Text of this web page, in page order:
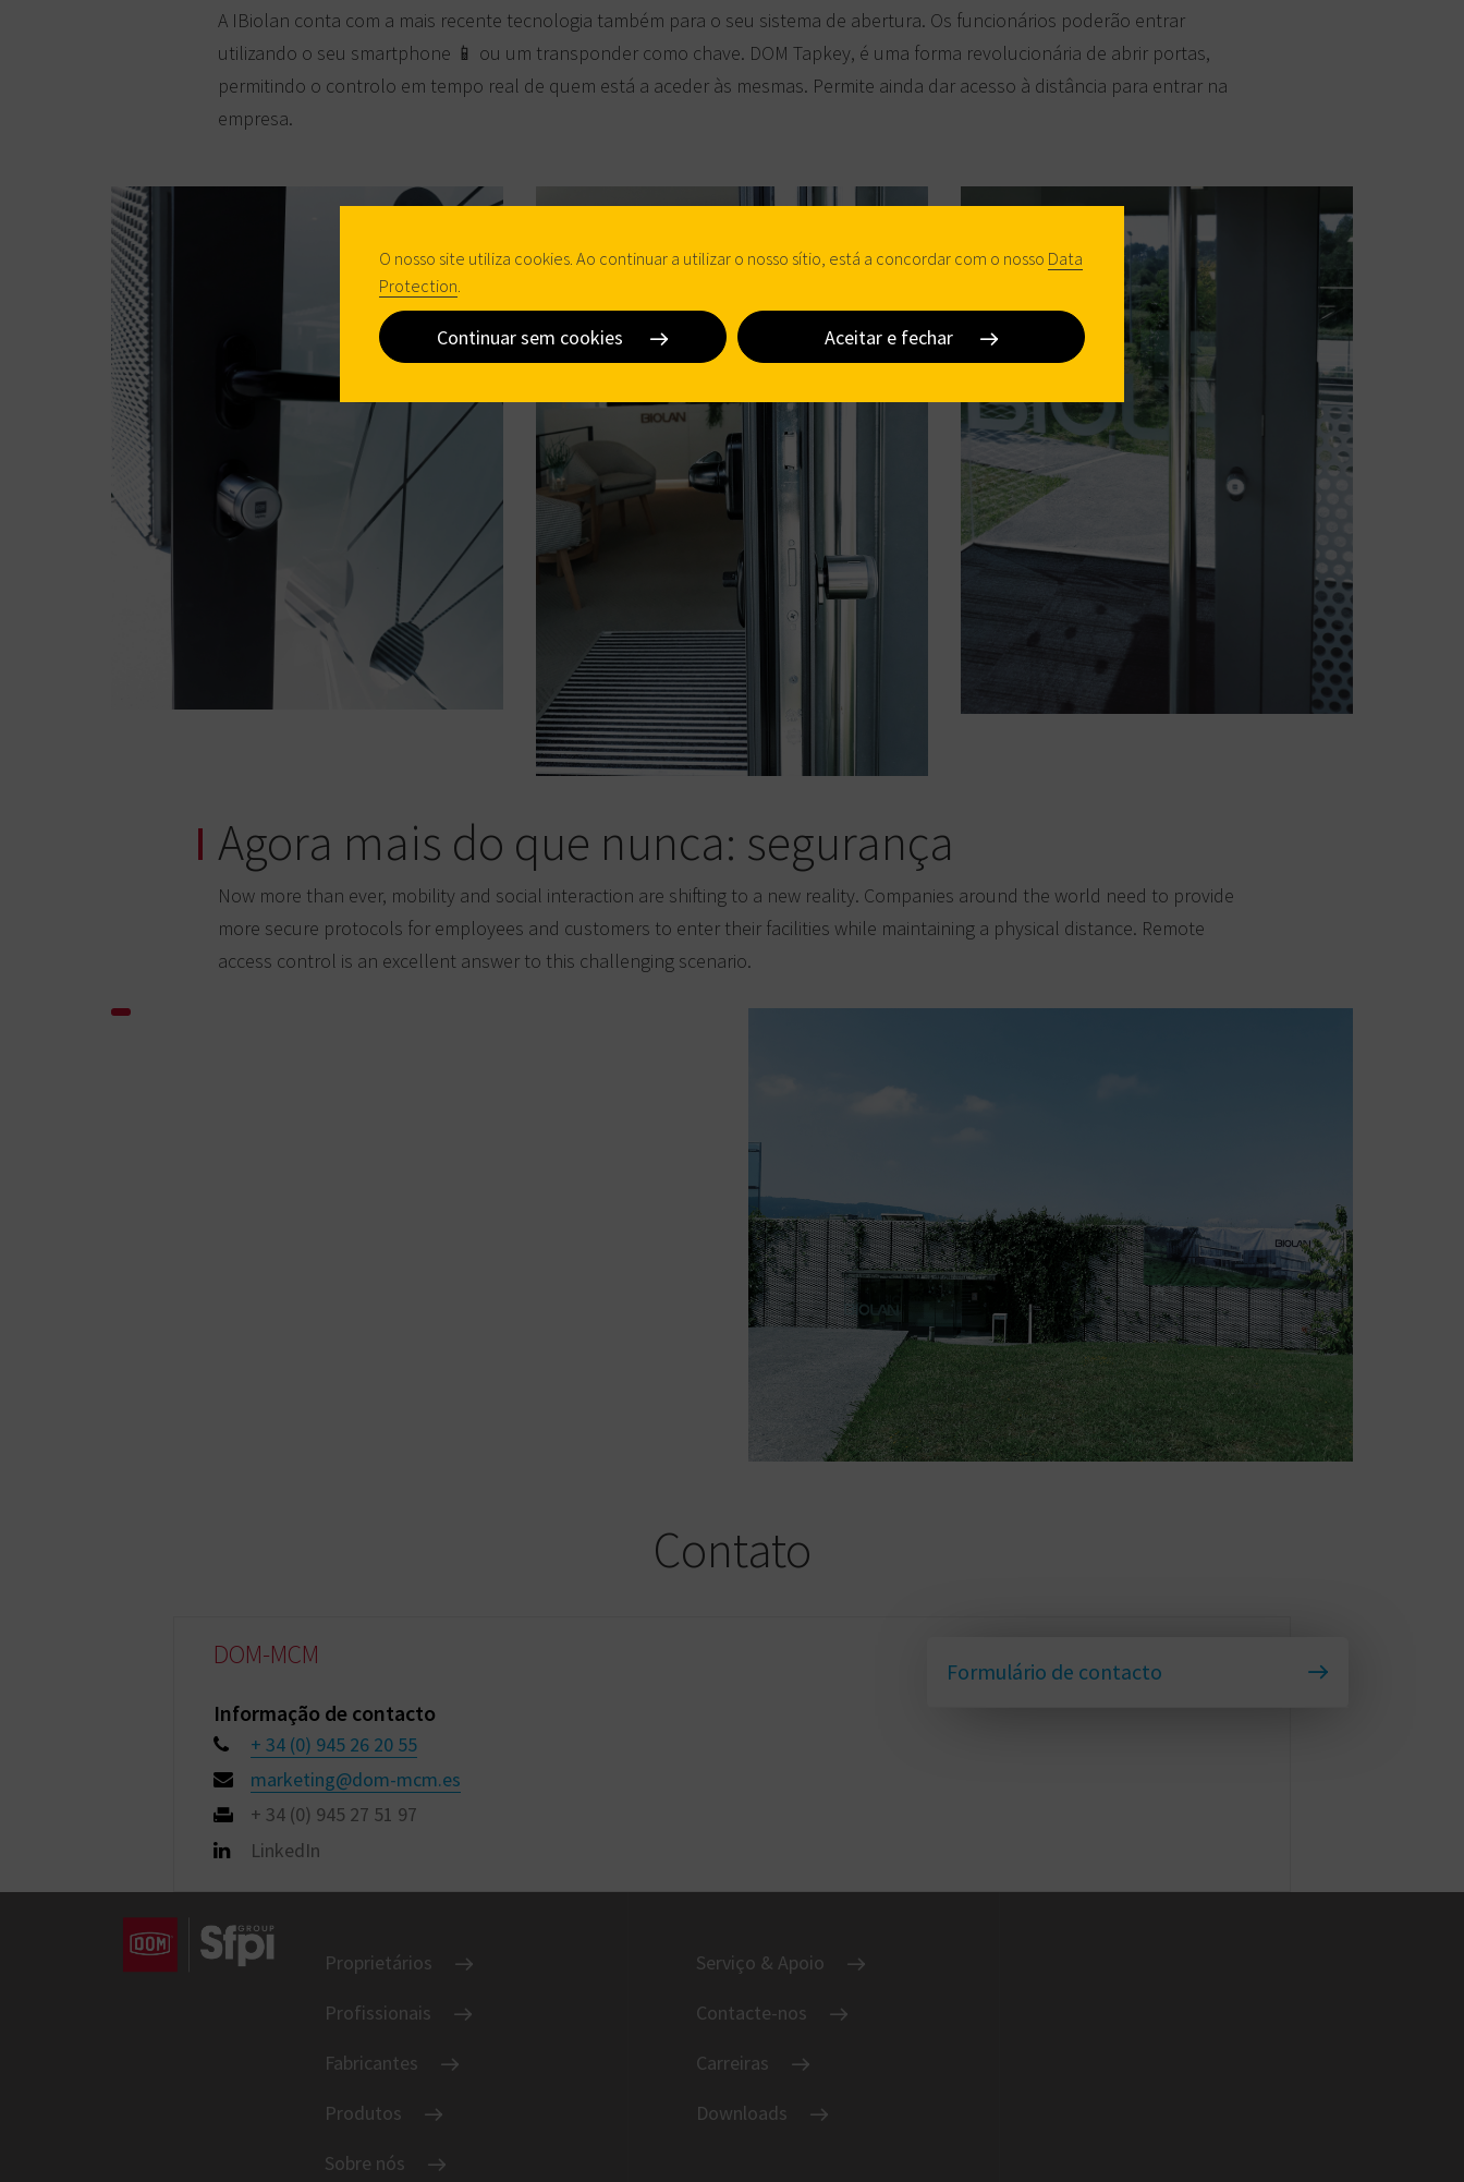
A IBiolan conta com a mais recente tecnologia também para o seu sistema de abertura. Os funcionários poderão entrar
utilizando o seu smartphone 📱 ou um transponder como chave. DOM Tapkey, é uma forma revolucionária de abrir portas,
permitindo o controlo em tempo real de quem está a aceder às mesmas. Permite ainda dar acesso à distância para entrar na
empresa.
Agora mais do que nunca: segurança
Now more than ever, mobility and social interaction are shifting to a new reality. Companies around the world need to provide
more secure protocols for employees and customers to enter their facilities while maintaining a physical distance. Remote
access control is an excellent answer to this challenging scenario.
Contato
DOM-MCM
Informação de contacto
+ 34 (0) 945 26 20 55
marketing@dom-mcm.es
+ 34 (0) 945 27 51 97
LinkedIn
Formulário de contacto
Proprietários
Profissionais
Fabricantes
Produtos
Sobre nós
Serviço & Apoio
Contacte-nos
Carreiras
Downloads
O nosso site utiliza cookies. Ao continuar a utilizar o nosso sítio, está a concordar com o nosso Data
Protection.
Continuar sem cookies Aceitar e fechar